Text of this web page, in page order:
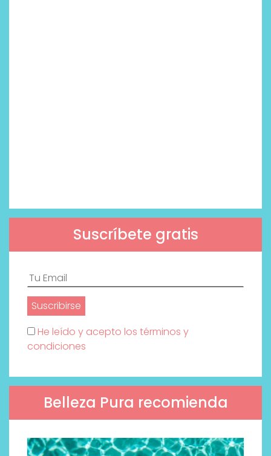
Suscríbete gratis
He leído y acepto los términos y
condiciones
Belleza Pura recomienda